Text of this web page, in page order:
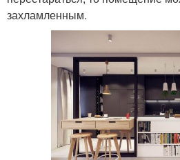
захламленным.